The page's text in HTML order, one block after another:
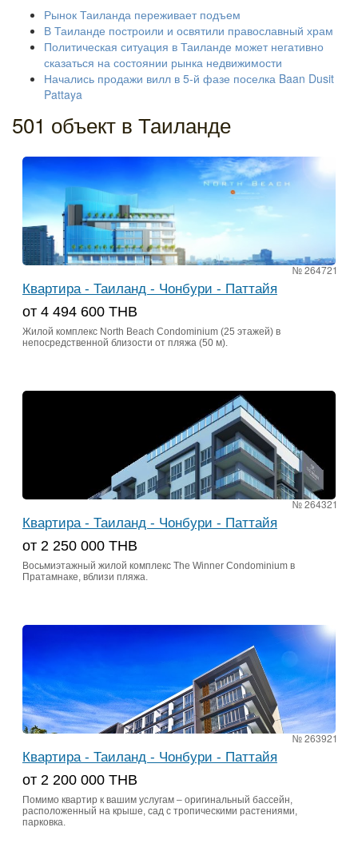
Рынок Таиланда переживает подъем
В Таиланде построили и освятили православный храм
Политическая ситуация в Таиланде может негативно
сказаться на состоянии рынка недвижимости
Начались продажи вилл в 5-й фазе поселка Baan Dusit
Pattaya
501 объект в Таиланде
№ 264721
Квартира - Таиланд - Чонбури - Паттайя
от 4 494 600 THB
Жилой комплекс North Beach Condominium (25 этажей) в
непосредственной близости от пляжа (50 м).
№ 264321
Квартира - Таиланд - Чонбури - Паттайя
от 2 250 000 ТНВ
Восьмиэтажный жилой комплекс The Winner Condominium в
Пратамнаке, вблизи пляжа.
№ 263921
Квартира - Таиланд - Чонбури - Паттайя
от 2 200 000 ТНВ
Помимо квартир к вашим услугам – оригинальный бассейн,
расположенный на крыше, сад с тропическими растениями,
парковка.